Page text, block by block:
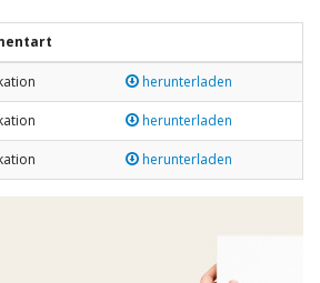
herunterladen
herunterladen
herunterladen